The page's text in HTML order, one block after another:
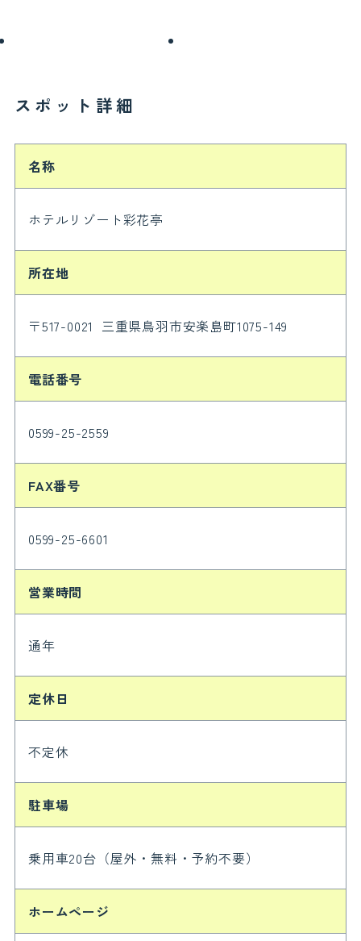
スポット詳細
名称
ホテルリゾート彩花亭
所在地
〒517-0021 三重県鳥羽市安楽島町1075-149
電話番号
0599-25-2559
FAX番号
0599-25-6601
営業時間
通年
定休日
不定休
駐車場
乗用車20台（屋外・無料・予約不要）
ホームページ